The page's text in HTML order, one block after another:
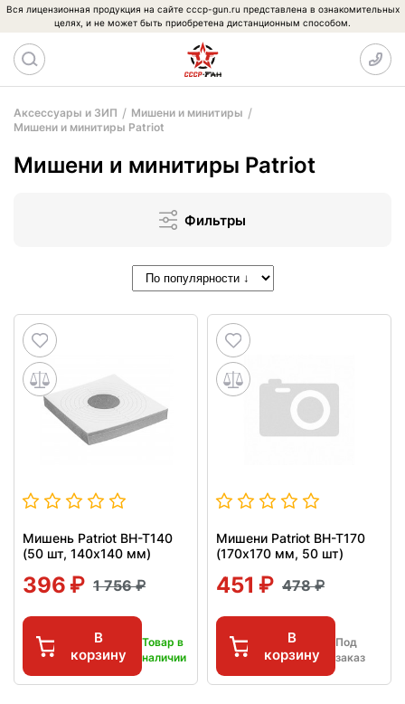
Вся лицензионная продукция на сайте cccp-gun.ru представлена в ознакомительных
целях, и не может быть приобретена дистанционным способом.
Аксессуары и ЗИП
Мишени и минитиры
Мишени и минитиры Patriot
Мишени и минитиры Patriot
Фильтры
Мишень Patriot BH-T140
(50 шт, 140x140 мм)
396 1 756
В
корзину
Товар в
наличии
Мишени Patriot BH-T170
(170х170 мм, 50 шт)
451 478
В
корзину
Под
заказ